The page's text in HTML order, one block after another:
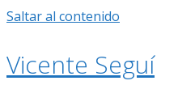
Saltar al contenido
Vicente Seguí